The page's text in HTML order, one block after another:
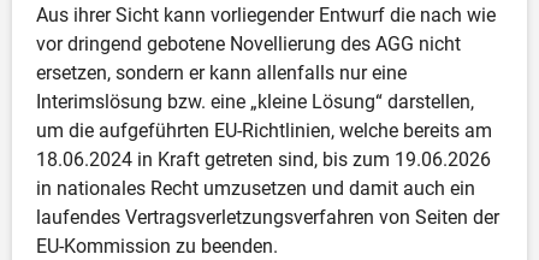
Aus ihrer Sicht kann vorliegender Entwurf die nach wie
vor dringend gebotene Novellierung des AGG nicht
ersetzen, sondern er kann allenfalls nur eine
Interimslösung bzw. eine „kleine Lösung“ darstellen,
um die aufgeführten EU-Richtlinien, welche bereits am
18.06.2024 in Kraft getreten sind, bis zum 19.06.2026
in nationales Recht umzusetzen und damit auch ein
laufendes Vertragsverletzungsverfahren von Seiten der
EU-Kommission zu beenden.